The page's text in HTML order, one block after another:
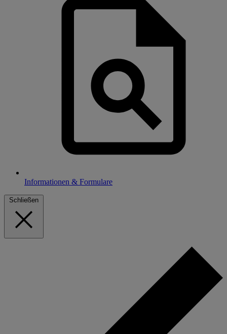
Informationen & Formulare
Schließen